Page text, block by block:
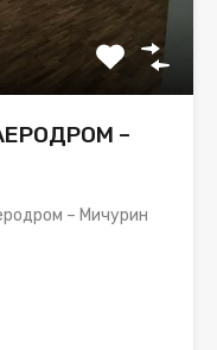
–
– Мичурин